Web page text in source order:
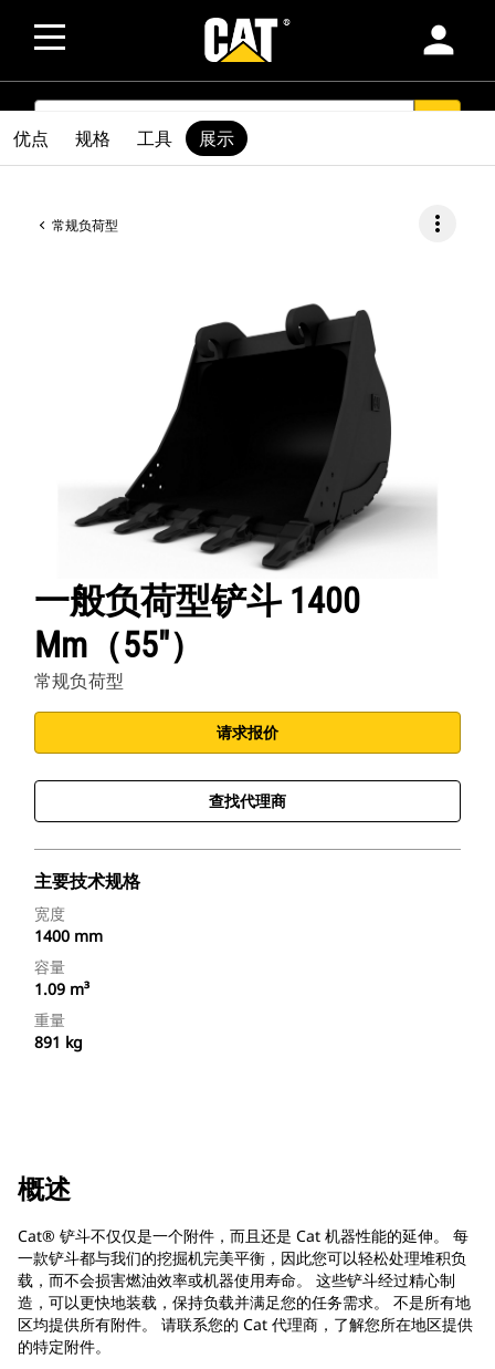
person
SEARCH
常规负荷型 more_vert
一般负荷型铲斗 1400
Mm（55"）
常规负荷型
请求报价
查找代理商
主要技术规格
宽度
1400 mm
容量
1.09 m³
重量
891 kg
优点 规格 工具 展示
概述
Cat® 铲斗不仅仅是一个附件，而且还是 Cat 机器性能的延伸。 每
一款铲斗都与我们的挖掘机完美平衡，因此您可以轻松处理堆积负
载，而不会损害燃油效率或机器使用寿命。 这些铲斗经过精心制
造，可以更快地装载，保持负载并满足您的任务需求。 不是所有地
区均提供所有附件。 请联系您的 Cat 代理商，了解您所在地区提供
的特定附件。